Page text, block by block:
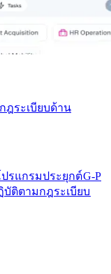
ระเบียบด้าน
รแกรมประยุกต์​​G-P
ติตามกฎระเบียบ​​